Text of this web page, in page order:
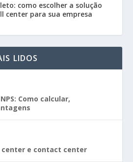
como escolher a solução
center para sua empresa
LIDOS
Como calcular,
center e contact center